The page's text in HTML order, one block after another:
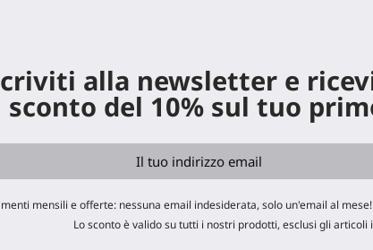
alla newsletter e
sconto del 10% sul tuo
mensili e offerte: nessuna email indesiderata, solo un'email al
Lo sconto è valido su tutti i nostri prodotti, esclusi gli articoli